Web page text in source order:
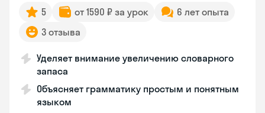
5 от 1590 ₽ за урок
6 лет опыта
3 отзыва
Уделяет внимание увеличению словарного
запаса
Объясняет грамматику простым и понятным
языком